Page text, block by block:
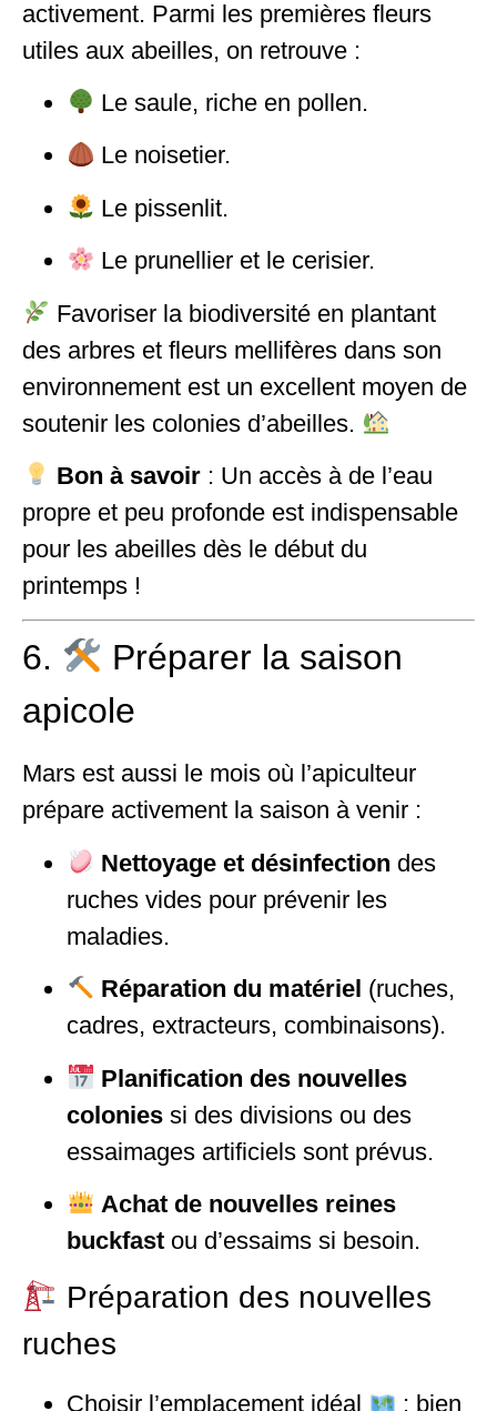
activement. Parmi les premières fleurs
utiles aux abeilles, on retrouve :
Le saule, riche en pollen.
Le noisetier.
Le pissenlit.
Le prunellier et le cerisier.
Favoriser la biodiversité en plantant
des arbres et fleurs mellifères dans son
environnement est un excellent moyen de
soutenir les colonies d’abeilles.
Bon à savoir : Un accès à de l’eau
propre et peu profonde est indispensable
pour les abeilles dès le début du
printemps !
6.
Préparer la saison
apicole
Mars est aussi le mois où l’apiculteur
prépare activement la saison à venir :
Nettoyage et désinfection des
ruches vides pour prévenir les
maladies.
Réparation du matériel (ruches,
cadres, extracteurs, combinaisons).
Planification des nouvelles
colonies si des divisions ou des
essaimages artificiels sont prévus.
Achat de nouvelles reines
buckfast ou d’essaims si besoin.
Préparation des nouvelles
ruches
Choisir l’emplacement idéal : bien